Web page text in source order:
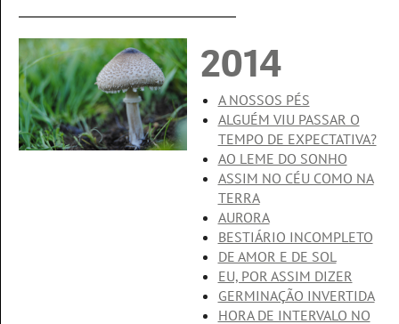
2014
A NOSSOS PÉS
ALGUÉM VIU PASSAR O
TEMPO DE EXPECTATIVA?
AO LEME DO SONHO
ASSIM NO CÉU COMO NA
TERRA
AURORA
BESTIÁRIO INCOMPLETO
DE AMOR E DE SOL
EU, POR ASSIM DIZER
GERMINAÇÃO INVERTIDA
HORA DE INTERVALO NO